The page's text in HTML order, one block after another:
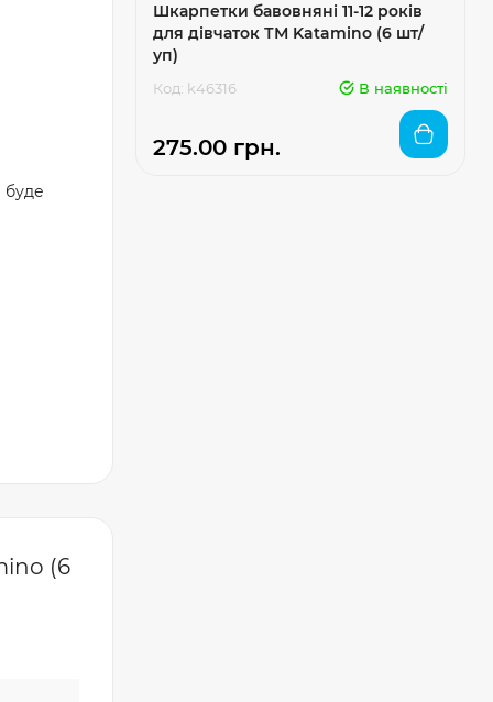
буде
(6
Шкарпетки бавовняні 11-12 років
для дівчаток ТМ Katamino (6 шт/
уп)
Код: k46316 В наявності
275.00 грн.